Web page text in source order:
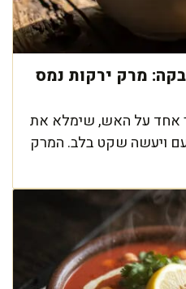
מרק ירקות נמס
אחד על האש, שימלא את
ויעשה שקט בלב. המרק